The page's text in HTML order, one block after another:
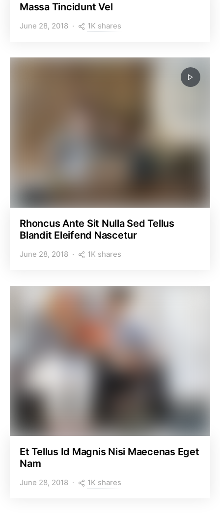
Massa Tincidunt Vel
June 28, 2018 1K shares
Rhoncus Ante Sit Nulla Sed Tellus
Blandit Eleifend Nascetur
June 28, 2018 1K shares
Et Tellus Id Magnis Nisi Maecenas Eget
Nam
June 28, 2018 1K shares